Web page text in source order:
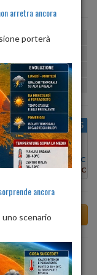
U:
U:84% 92%
U:85%
VEN 14
Min:23°C
Max:26°C
SAB 15
24°C
Max:24°C
tra 4 giorni
arretra ancora
porterà
ancora
scenario